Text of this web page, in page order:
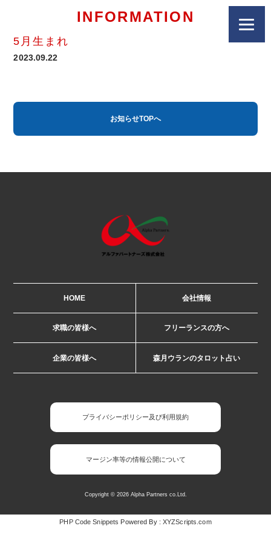
INFORMATION
5月生まれ
2023.09.22
お知らせTOPへ
HOME 会社情報
求職の皆様へ フリーランスの方へ
企業の皆様へ 森月ウランのタロット占い
プライバシーポリシー及び利用規約
マージン率等の情報公開について
Copyright © 2026 Alpha Partners co.Ltd.
PHP Code Snippets Powered By :XYZScripts.com